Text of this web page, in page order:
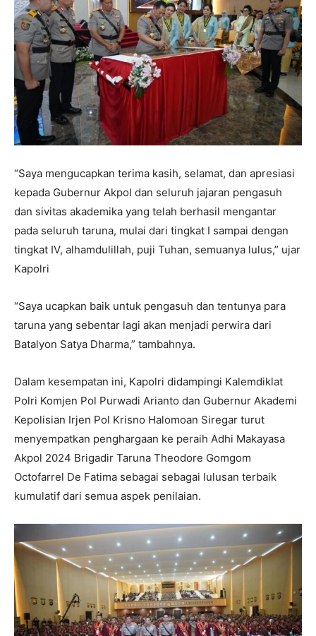
“Saya mengucapkan terima kasih, selamat, dan apresiasi
kepada Gubernur Akpol dan seluruh jajaran pengasuh
dan sivitas akademika yang telah berhasil mengantar
pada seluruh taruna, mulai dari tingkat I sampai dengan
tingkat IV, alhamdulillah, puji Tuhan, semuanya lulus,” ujar
Kapolri
“Saya ucapkan baik untuk pengasuh dan tentunya para
taruna yang sebentar lagi akan menjadi perwira dari
Batalyon Satya Dharma,” tambahnya.
Dalam kesempatan ini, Kapolri didampingi Kalemdiklat
Polri Komjen Pol Purwadi Arianto dan Gubernur Akademi
Kepolisian Irjen Pol Krisno Halomoan Siregar turut
menyempatkan penghargaan ke peraih Adhi Makayasa
Akpol 2024 Brigadir Taruna Theodore Gomgom
Octofarrel De Fatima sebagai sebagai lulusan terbaik
kumulatif dari semua aspek penilaian.